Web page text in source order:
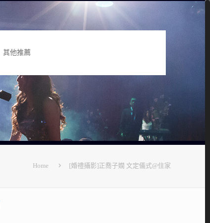
其他推薦
Home [婚禮攝影]正喬子嫺 文定儀式@住家